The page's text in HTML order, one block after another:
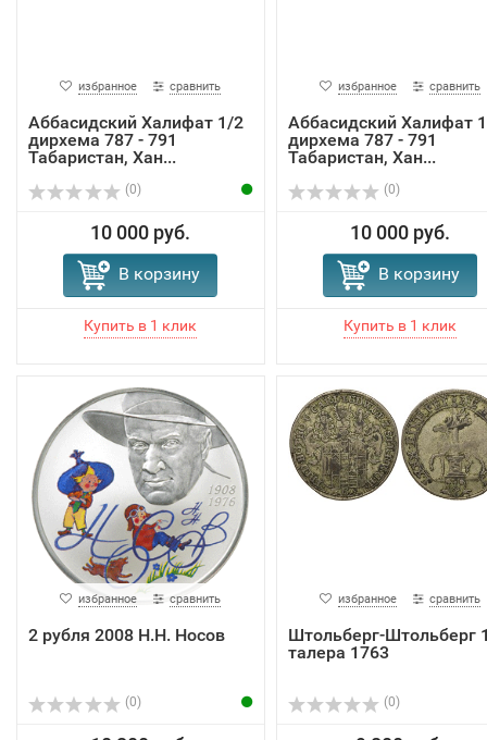
избранное сравнить
Аббасидский Халифат 1/2
дирхема 787 - 791
Табаристан, Хан...
(0)
10 000 руб.
В корзину
избранное сравнить
Аббасидский Халифат
дирхема 787 - 791
Табаристан, Хан...
(0)
10 000 руб.
В корзину
избранное сравнить
2 рубля 2008 Н.Н. Носов
(0)
избранное сравнить
Штольберг-Штольберг
талера 1763
(0)